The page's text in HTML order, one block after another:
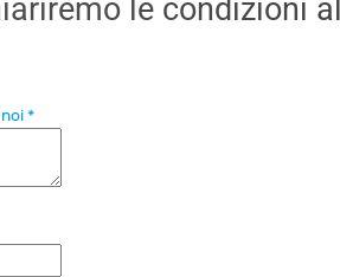
le condizioni
noi *